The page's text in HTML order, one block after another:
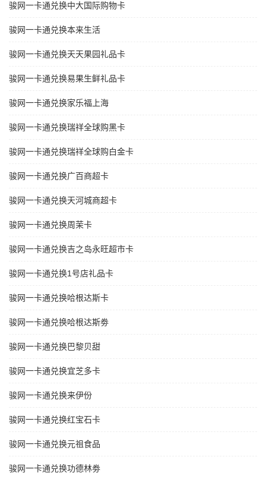
骏网一卡通兑换中大国际购物卡
骏网一卡通兑换本来生活
骏网一卡通兑换天天果园礼品卡
骏网一卡通兑换易果生鲜礼品卡
骏网一卡通兑换家乐福上海
骏网一卡通兑换瑞祥全球购黑卡
骏网一卡通兑换瑞祥全球购白金卡
骏网一卡通兑换广百商超卡
骏网一卡通兑换天河城商超卡
骏网一卡通兑换周茉卡
骏网一卡通兑换吉之岛永旺超市卡
骏网一卡通兑换1号店礼品卡
骏网一卡通兑换哈根达斯卡
骏网一卡通兑换哈根达斯劵
骏网一卡通兑换巴黎贝甜
骏网一卡通兑换宜芝多卡
骏网一卡通兑换来伊份
骏网一卡通兑换红宝石卡
骏网一卡通兑换元祖食品
骏网一卡通兑换功德林劵